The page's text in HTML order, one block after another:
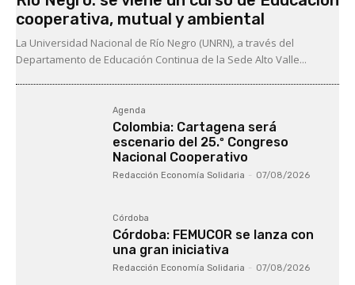
cooperativa, mutual y ambiental
La Universidad Nacional de Río Negro (UNRN), a través del
Departamento de Educación Continua de la Sede Alto Valle...
Agenda
Colombia: Cartagena será
escenario del 25.º Congreso
Nacional Cooperativo
Redacción Economía Solidaria - 07/08/2026
Córdoba
Córdoba: FEMUCOR se lanza con
una gran iniciativa
Redacción Economía Solidaria - 07/08/2026